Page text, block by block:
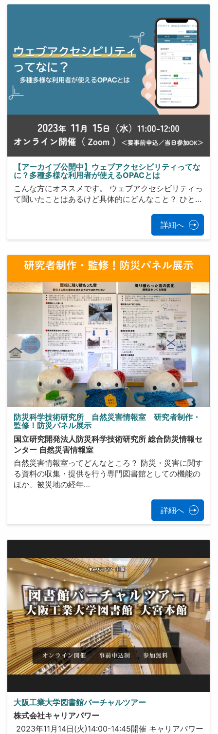
【アーカイブ公開中】ウェブアクセシビリティってな
に？多種多様な利用者が使えるOPACとは
こんな方にオススメです。 ウェブアクセシビリティっ
て聞いたことはあるけど具体的にどんなこと？ ひと…
詳細へ
防災科学技術研究所 自然災害情報室 研究者制作・
監修！防災パネル展示
国立研究開発法人防災科学技術研究所 総合防災情報セ
ンター 自然災害情報室
自然災害情報室ってどんなところ？ 防災・災害に関す
る資料の収集・提供を行う専門図書館としての機能の
ほか、被災地の経年…
詳細へ
大阪工業大学図書館バーチャルツアー
株式会社キャリアパワー
2023年11月14日(火)14:00-14:45開催 キャリアパワー